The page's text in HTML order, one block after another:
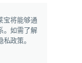
宝将能够通
。如需了解
政策。